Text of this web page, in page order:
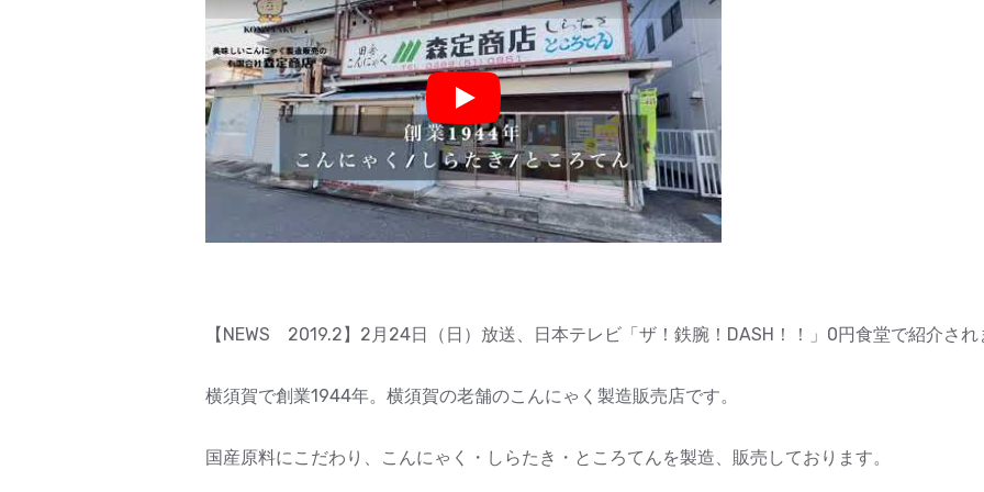
Play
【NEWS 2019.2】2月24日（日）放送、日本テレビ「ザ！鉄腕！DASH！！」0円食堂で紹介され
横須賀で創業1944年。横須賀の老舗のこんにゃく製造販売店です。
国産原料にこだわり、こんにゃく・しらたき・ところてんを製造、販売しております。